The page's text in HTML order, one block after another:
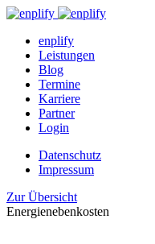
enplify
Leistungen
Blog
Termine
Karriere
Partner
Login
Datenschutz
Impressum
Zur Übersicht
Energienebenkosten